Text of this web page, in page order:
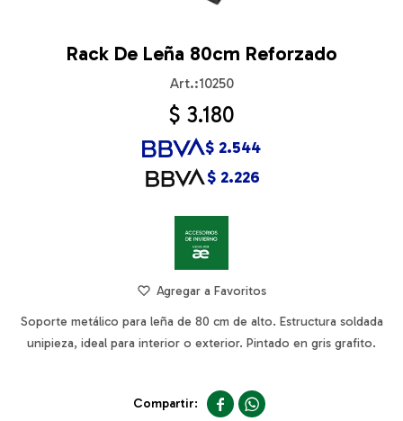
Rack De Leña 80cm Reforzado
10250
$ 3.180
$ 2.226
$ 2.544
Soporte metálico para leña de 80 cm de alto. Estructura soldada
unipieza, ideal para interior o exterior. Pintado en gris grafito.
 